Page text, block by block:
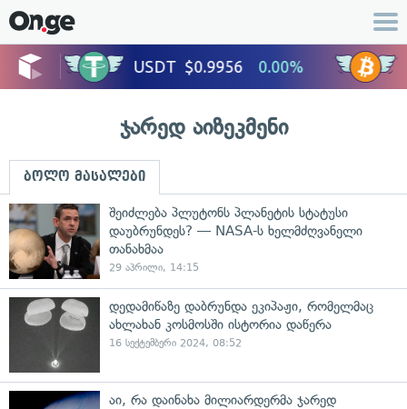
ჯარედ აიზეკმენი
ბოლო მასალები
შეიძლება პლუტონს პლანეტის სტატუსი
დაუბრუნდეს? — NASA-ს ხელმძღვანელი
თანახმაა
29 აპრილი, 14:15
დედამიწაზე დაბრუნდა ეკიპაჟი, რომელმაც
ახლახან კოსმოსში ისტორია დაწერა
16 სექტემბერი 2024, 08:52
აი, რა დაინახა მილიარდერმა ჯარედ